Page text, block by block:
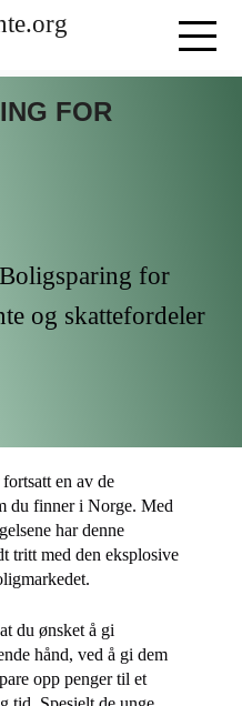
FOR
for
og skattefordeler
en av de
du finner i Norge. Med
har denne
tritt med den eksplosive
du ønsket å gi
hånd, ved å gi dem
opp penger til et